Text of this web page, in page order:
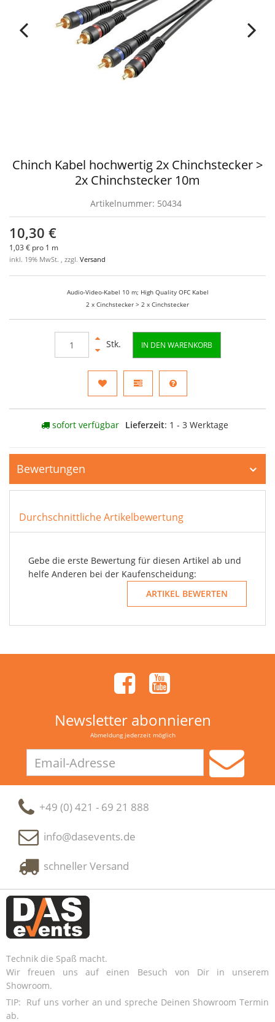
Chinch Kabel hochwertig 2x Chinchstecker >
2x Chinchstecker 10m
Artikelnummer: 50434
10,30 €
1,03 € pro 1 m
inkl. 19% MwSt. , zzgl. Versand
Audio-Video-Kabel 10 m; High Quality OFC Kabel
2 x Cinchstecker > 2 x Cinchstecker
Stk. IN DEN WARENKORB
sofort verfügbar Lieferzeit: 1 - 3 Werktage
Bewertungen
Durchschnittliche Artikelbewertung
Gebe die erste Bewertung für diesen Artikel ab und
helfe Anderen bei der Kaufenscheidung:
Newsletter abonnieren
Abmeldung jederzeit möglich
Adresse
+49 (0) 421 - 69 21 888
info@dasevents.de
schneller Versand
Technik die Spaß macht.
Wir freuen uns auf einen Besuch von Dir in unserem
Showroom.
TIP: Ruf uns vorher an und spreche Deinen Showroom Termin
ab.